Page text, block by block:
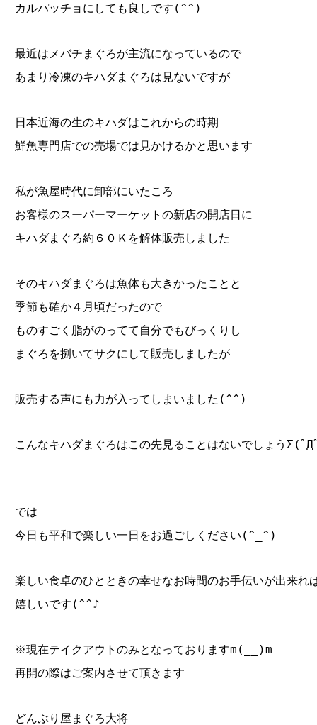
カルパッチョにしても良しです(^^)
最近はメバチまぐろが主流になっているので
あまり冷凍のキハダまぐろは見ないですが
日本近海の生のキハダはこれからの時期
鮮魚専門店での売場では見かけるかと思います
私が魚屋時代に卸部にいたころ
お客様のスーパーマーケットの新店の開店日に
キハダまぐろ約６０Ｋを解体販売しました
そのキハダまぐろは魚体も大きかったことと
季節も確か４月頃だったので
ものすごく脂がのってて自分でもびっくりし
まぐろを捌いてサクにして販売しましたが
販売する声にも力が入ってしまいました(^^)
こんなキハダまぐろはこの先見ることはないでしょうΣ(ﾟ
では
今日も平和で楽しい一日をお過ごしください(^_^)
楽しい食卓のひとときの幸せなお時間のお手伝いが出来れ
嬉しいです(^^♪
※現在テイクアウトのみとなっておりますm(__)m
再開の際はご案内させて頂きます
どんぶり屋まぐろ大将